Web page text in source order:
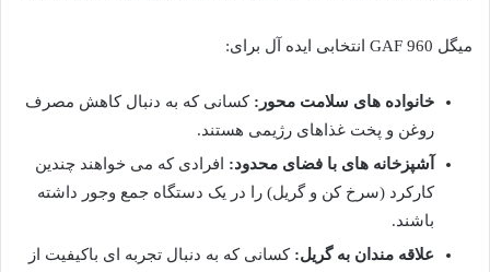
میگل GAF 960 انتخابی ایده آل برای:
خانواده های سلامت محور: کسانی که به دنبال کاهش مصرف
روغن و پخت غذاهای رژیمی هستند.
آشپزخانه های با فضای محدود: افرادی که می خواهند چندین
کارکرد (سرخ کن و گریل) را در یک دستگاه جمع وجور داشته
باشند.
علاقه مندان به گریل: کسانی که به دنبال تجربه ای باکیفیت از